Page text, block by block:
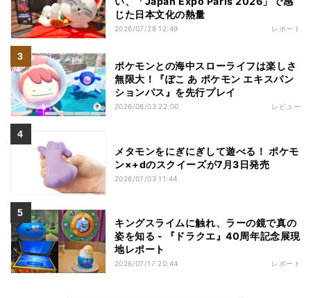
じた日本文化の熱量
2026/07/28 12:49 レポート
ポケモンとの海中スローライフは楽しさ
無限大！『ぽこ あ ポケモン エキスパン
ションパス』を先行プレイ
2026/08/03 22:00 レビュー
メタモンをにぎにぎして遊べる！ ポケモ
ン×+dのスクイーズが7月3日発売
2026/07/03 11:44
キングスライムに触れ、ラーの鏡で真の
姿を知る - 『ドラクエ』40周年記念展現
地レポート
2026/07/17 20:44 レポート